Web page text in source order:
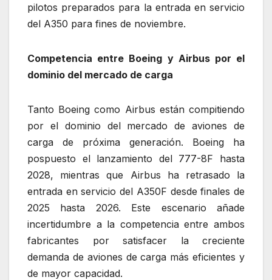
pilotos preparados para la entrada en servicio
del A350 para fines de noviembre.
Competencia entre Boeing y Airbus por el
dominio del mercado de carga
Tanto Boeing como Airbus están compitiendo
por el dominio del mercado de aviones de
carga de próxima generación. Boeing ha
pospuesto el lanzamiento del 777-8F hasta
2028, mientras que Airbus ha retrasado la
entrada en servicio del A350F desde finales de
2025 hasta 2026. Este escenario añade
incertidumbre a la competencia entre ambos
fabricantes por satisfacer la creciente
demanda de aviones de carga más eficientes y
de mayor capacidad.